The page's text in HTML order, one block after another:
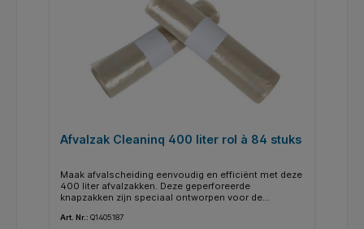
Afvalzak Cleaninq 400 liter rol à 84 stuks
Maak afvalscheiding eenvoudig en efficiënt met deze
400 liter afvalzakken. Deze geperforeerde
knapzakken zijn speciaal ontworpen voor de
wikkelfolie, en zijn ideaal voor gebruik in
Art. Nr.: Q1405187